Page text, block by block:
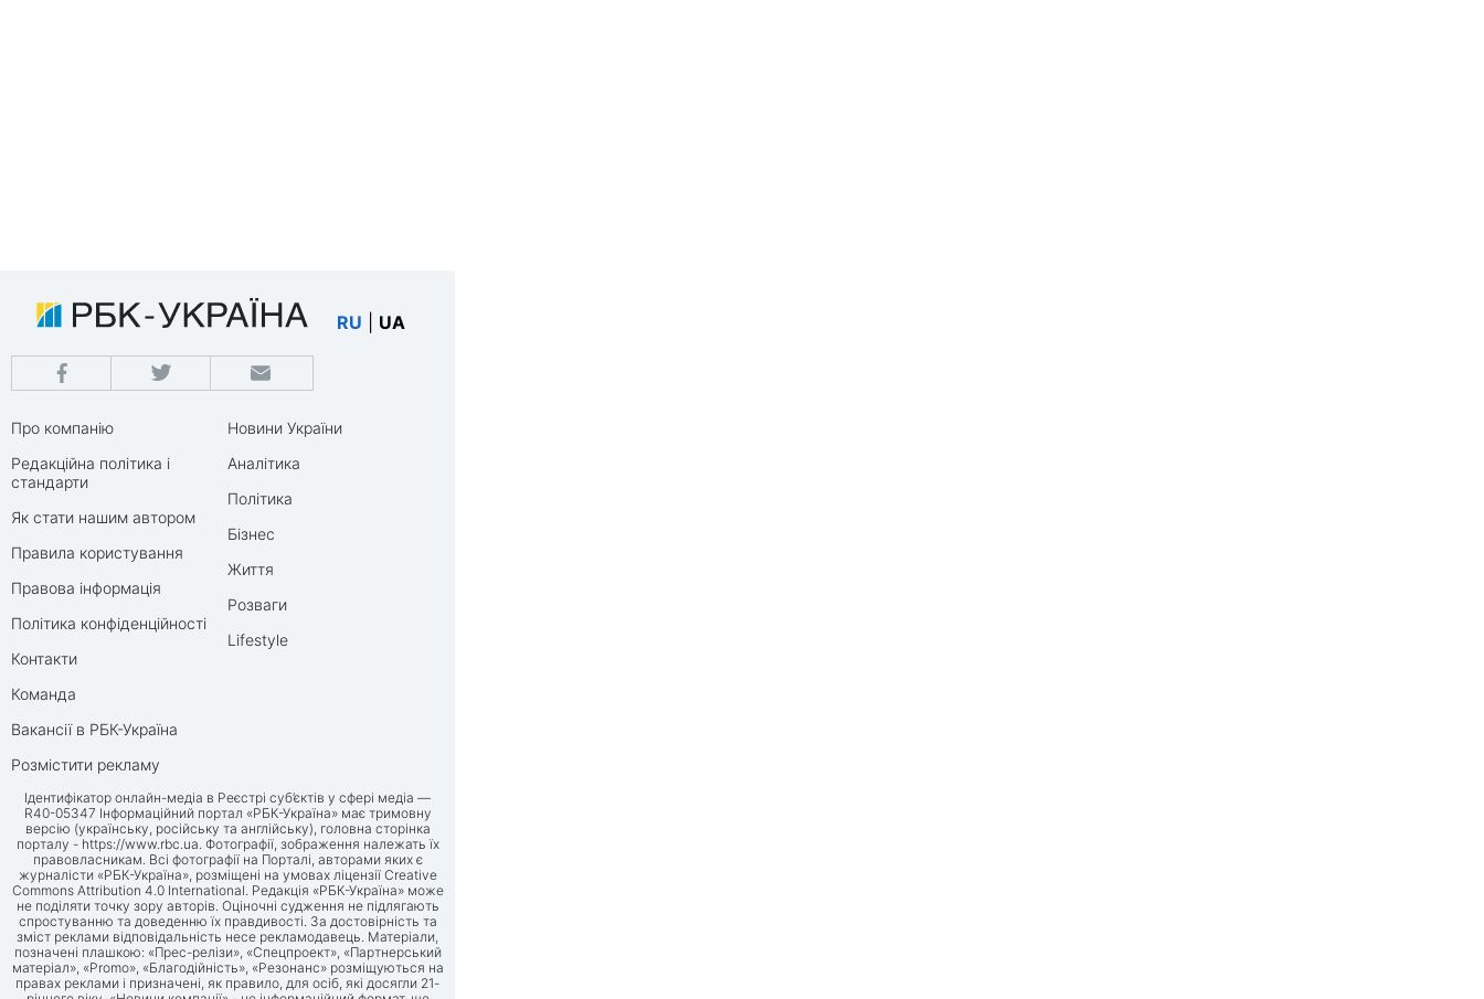
RU UA
Про компанію
Редакційна політика і
стандарти
Як стати нашим автором
Правила користування
Правова інформація
Політика конфіденційності
Контакти
Команда
Вакансії в РБК-Україна
Розмістити рекламу
Новини України
Аналітика
Політика
Бізнес
Життя
Розваги
Lifestyle
Ідентифікатор онлайн-медіа в Реєстрі суб’єктів у сфері медіа —
R40-05347 Інформаційний портал «РБК-Україна» має тримовну
версію (українську, російську та англійську), головна сторінка
порталу - https://www.rbc.ua. Фотографії, зображення належать їх
правовласникам. Всі фотографії на Порталі, авторами яких є
журналісти «РБК-Україна», розміщені на умовах ліцензії Creative
Commons Attribution 4.0 International. Редакція «РБК-Україна» може
не поділяти точку зору авторів. Оціночні судження не підлягають
спростуванню та доведенню їх правдивості. За достовірність та
зміст реклами відповідальність несе рекламодавець. Матеріали,
позначені плашкою: «Прес-релізи», «Спецпроект», «Партнерський
матеріал», «Promo», «Благодійність», «Резонанс» розміщуються на
правах реклами і призначені, як правило, для осіб, які досягли 21-